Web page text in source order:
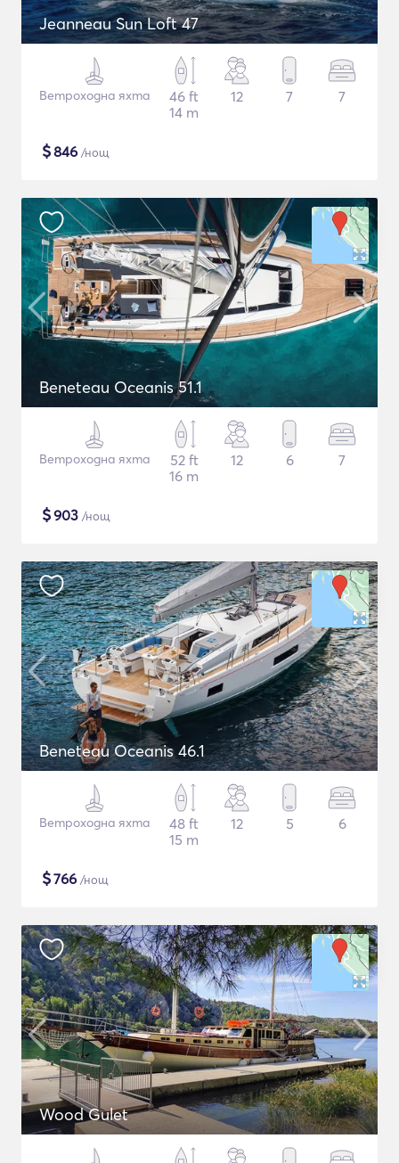
Jeanneau Sun Loft 47
Ветроходна яхта
46 ft
14 m
12 7 7
$846 /нощ
Beneteau Oceanis 51.1
Ветроходна яхта
52 ft
16 m
12 6 7
$903 /нощ
Beneteau Oceanis 46.1
Ветроходна яхта
48 ft
15 m
12 5 6
$766 /нощ
Wood Gulet